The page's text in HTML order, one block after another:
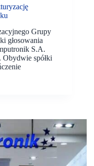
Grupy
głosowania
S.A.
spółki